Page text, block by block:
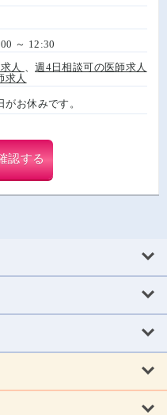
～ 12:30
人 、週4日相談可の医師求人
求人
がお休みです。
認する